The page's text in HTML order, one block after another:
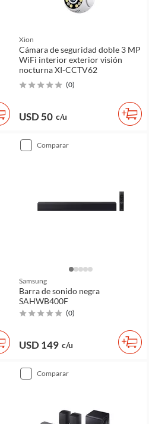
Xion
Cámara de seguridad doble 3 MP
WiFi interior exterior visión
nocturna XI-CCTV62
(0)
USD 50 c/u
comparar
Samsung
Barra de sonido negra
SAHWB400F
(0)
USD 149 c/u
comparar